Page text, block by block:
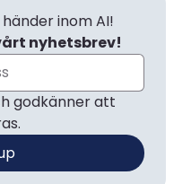
inom AI!
godkänner att